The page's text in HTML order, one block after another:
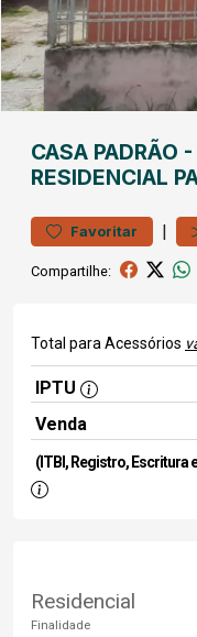
CASA PADRÃO -
RESIDENCIAL
Favoritar |
Compartilhe:
Total para Acessórios
IPTU
Venda
(ITBI, Registro, Escritura
Residencial
Finalidade